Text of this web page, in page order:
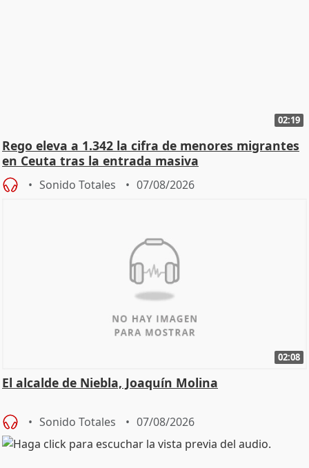
02:19
Rego eleva a 1.342 la cifra de menores migrantes
en Ceuta tras la entrada masiva
Sonido Totales 07/08/2026
02:08
El alcalde de Niebla, Joaquín Molina
Sonido Totales 07/08/2026